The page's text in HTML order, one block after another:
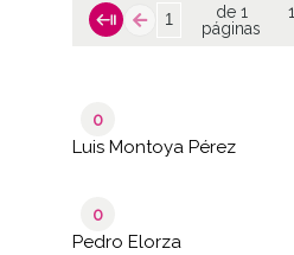
de 1
páginas
0
Luis Montoya Pérez
0
Pedro Elorza